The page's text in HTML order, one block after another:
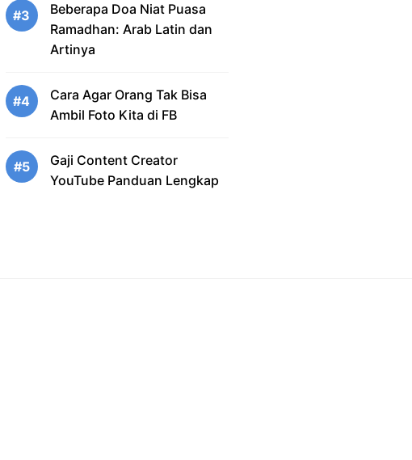
#3
Beberapa Doa Niat Puasa
Ramadhan: Arab Latin dan
Artinya
#4
Cara Agar Orang Tak Bisa
Ambil Foto Kita di FB
#5
Gaji Content Creator
YouTube Panduan Lengkap